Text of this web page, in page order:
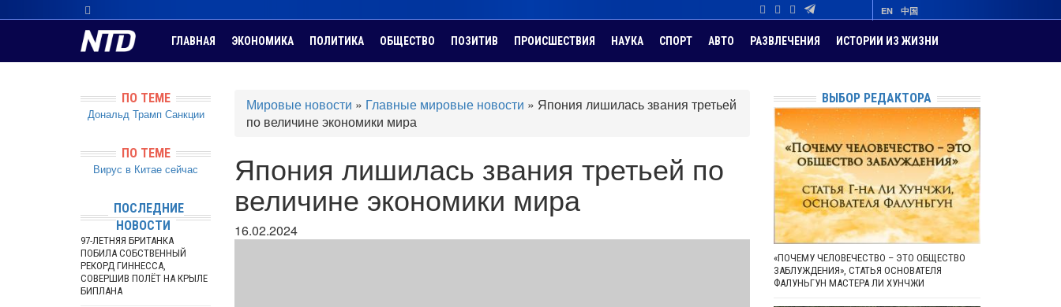
EN 中国
ГЛАВНАЯ ЭКОНОМИКА ПОЛИТИКА ОБЩЕСТВО ПОЗИТИВ ПРОИСШЕСТВИЯ НАУКА СПОРТ АВТО РАЗВЛЕЧЕНИЯ ИСТОРИИ ИЗ ЖИЗНИ
Мировые новости » Главные мировые новости » Япония лишилась звания третьей
по величине экономики мира
Япония лишилась звания третьей по
величине экономики мира
16.02.2024
ПО ТЕМЕ
Дональд Трамп Санкции
ПО ТЕМЕ
Вирус в Китае сейчас
ПОСЛЕДНИЕ
НОВОСТИ
97-ЛЕТНЯЯ БРИТАНКА
ПОБИЛА СОБСТВЕННЫЙ
РЕКОРД ГИННЕССА,
СОВЕРШИВ ПОЛЁТ НА КРЫЛЕ
БИПЛАНА
ВЫБОР РЕДАКТОРА
«ПОЧЕМУ ЧЕЛОВЕЧЕСТВО – ЭТО ОБЩЕСТВО
ЗАБЛУЖДЕНИЯ», СТАТЬЯ ОСНОВАТЕЛЯ
ФАЛУНЬГУН МАСТЕРА ЛИ ХУНЧЖИ